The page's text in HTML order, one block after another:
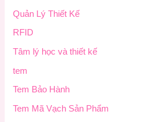
Quản Lý Thiết Kế
RFID
Tâm lý học và thiết kế
tem
Tem Bảo Hành
Tem Mã Vạch Sản Phẩm